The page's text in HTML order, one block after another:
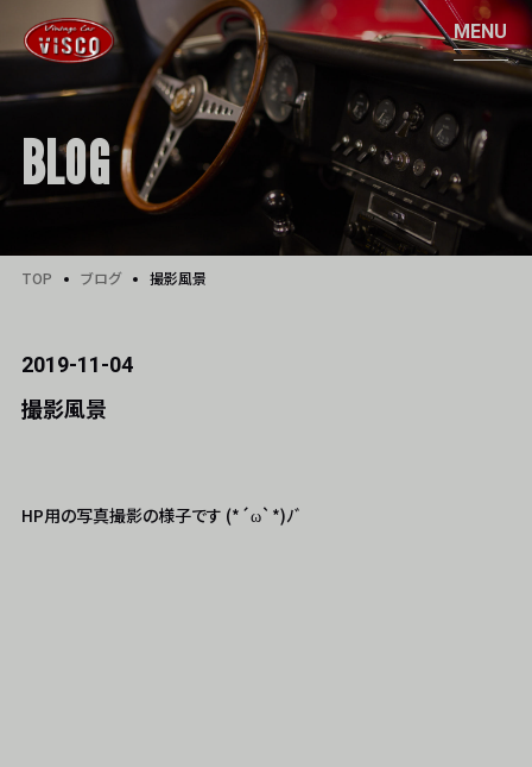
BLOG
TOP ブログ 撮影風景
2019-11-04
撮影風景
HP用の写真撮影の様子です (*´ω`*)ﾉﾞ